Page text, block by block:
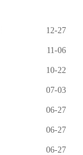
12-27
11-06
10-22
07-03
06-27
06-27
06-27